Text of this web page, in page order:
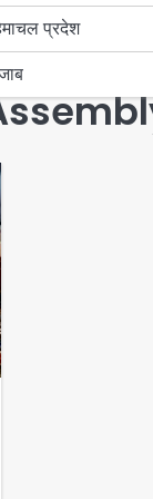
प्रदेश